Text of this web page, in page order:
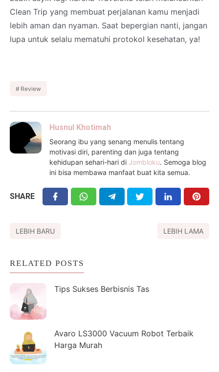
Clean Trip yang membuat perjalanan kamu menjadi
lebih aman dan nyaman. Saat bepergian nanti, jangan
lupa untuk selalu mematuhi protokol kesehatan, ya!
Review
Husnul Khotimah
Seorang ibu yang senang menulis tentang
motivasi diri, parenting dan juga tentang
kehidupan sehari-hari di Jombloku. Semoga blog
ini bisa membawa manfaat buat kita semua.
SHARE
LEBIH BARU LEBIH LAMA
RELATED POSTS
Tips Sukses Berbisnis Tas
Avaro LS3000 Vacuum Robot Terbaik
Harga Murah